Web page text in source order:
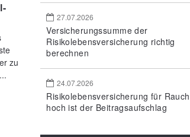
zu
27.07.2026
Versicherungssumme der
Risikolebensversicherung richtig
berechnen
24.07.2026
Risikolebensversicherung für
hoch ist der Beitragsaufschlag